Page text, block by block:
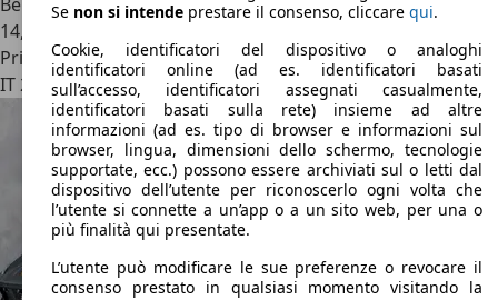
14,9 l/100 km (comb.)
Privato
IT 21023Besozzo
Se non si intende prestare il consenso, cliccare qui.
Cookie, identificatori del dispositivo o analoghi
identificatori online (ad es. identificatori basati
sull’accesso, identificatori assegnati casualmente,
identificatori basati sulla rete) insieme ad altre
informazioni (ad es. tipo di browser e informazioni sul
browser, lingua, dimensioni dello schermo, tecnologie
supportate, ecc.) possono essere archiviati sul o letti dal
dispositivo dell’utente per riconoscerlo ogni volta che
l’utente si connette a un’app o a un sito web, per una o
più finalità qui presentate.
L’utente può modificare le sue preferenze o revocare il
consenso prestato in qualsiasi momento visitando la